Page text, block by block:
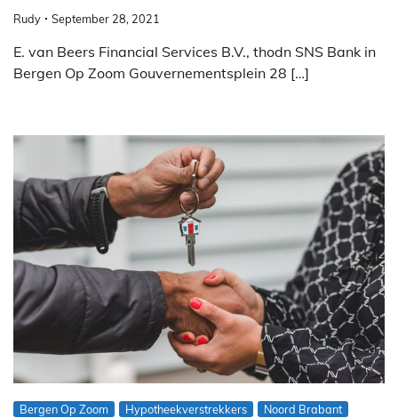
Rudy September 28, 2021
E. van Beers Financial Services B.V., thodn SNS Bank in
Bergen Op Zoom Gouvernementsplein 28 […]
Bergen Op Zoom Hypotheekverstrekkers Noord Brabant